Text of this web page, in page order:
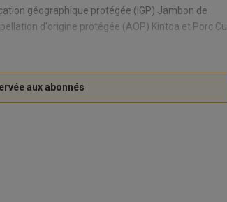
géographique protégée (IGP) Jambon de
d'origine protégée (AOP) Kintoa et Porc Cul